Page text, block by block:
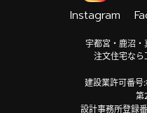
Instagram
宇都宮・鹿沼
注文住宅な
建設業許可番号
第
設計事務所登録